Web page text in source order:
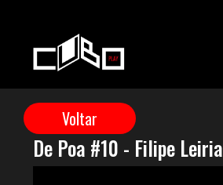
De Poa #10 - Filipe Leiria